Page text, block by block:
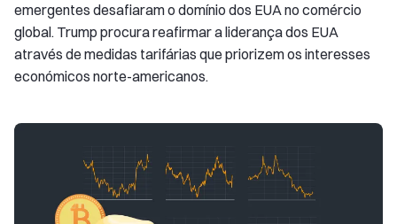
emergentes desafiaram o domínio dos EUA no comércio
global. Trump procura reafirmar a liderança dos EUA
através de medidas tarifárias que priorizem os interesses
económicos norte-americanos.